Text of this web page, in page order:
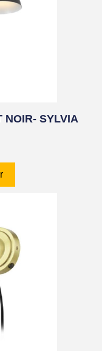
NOIR- SYLVIA